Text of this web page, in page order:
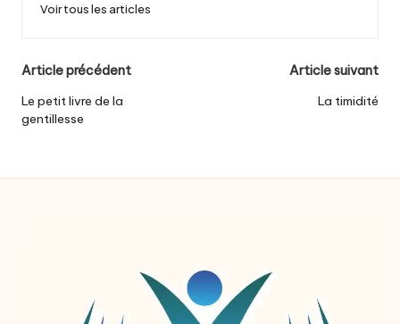
Voir tous les articles
Post
navigation
Article précédent
Le petit livre de la
gentillesse
Article suivant
La timidité